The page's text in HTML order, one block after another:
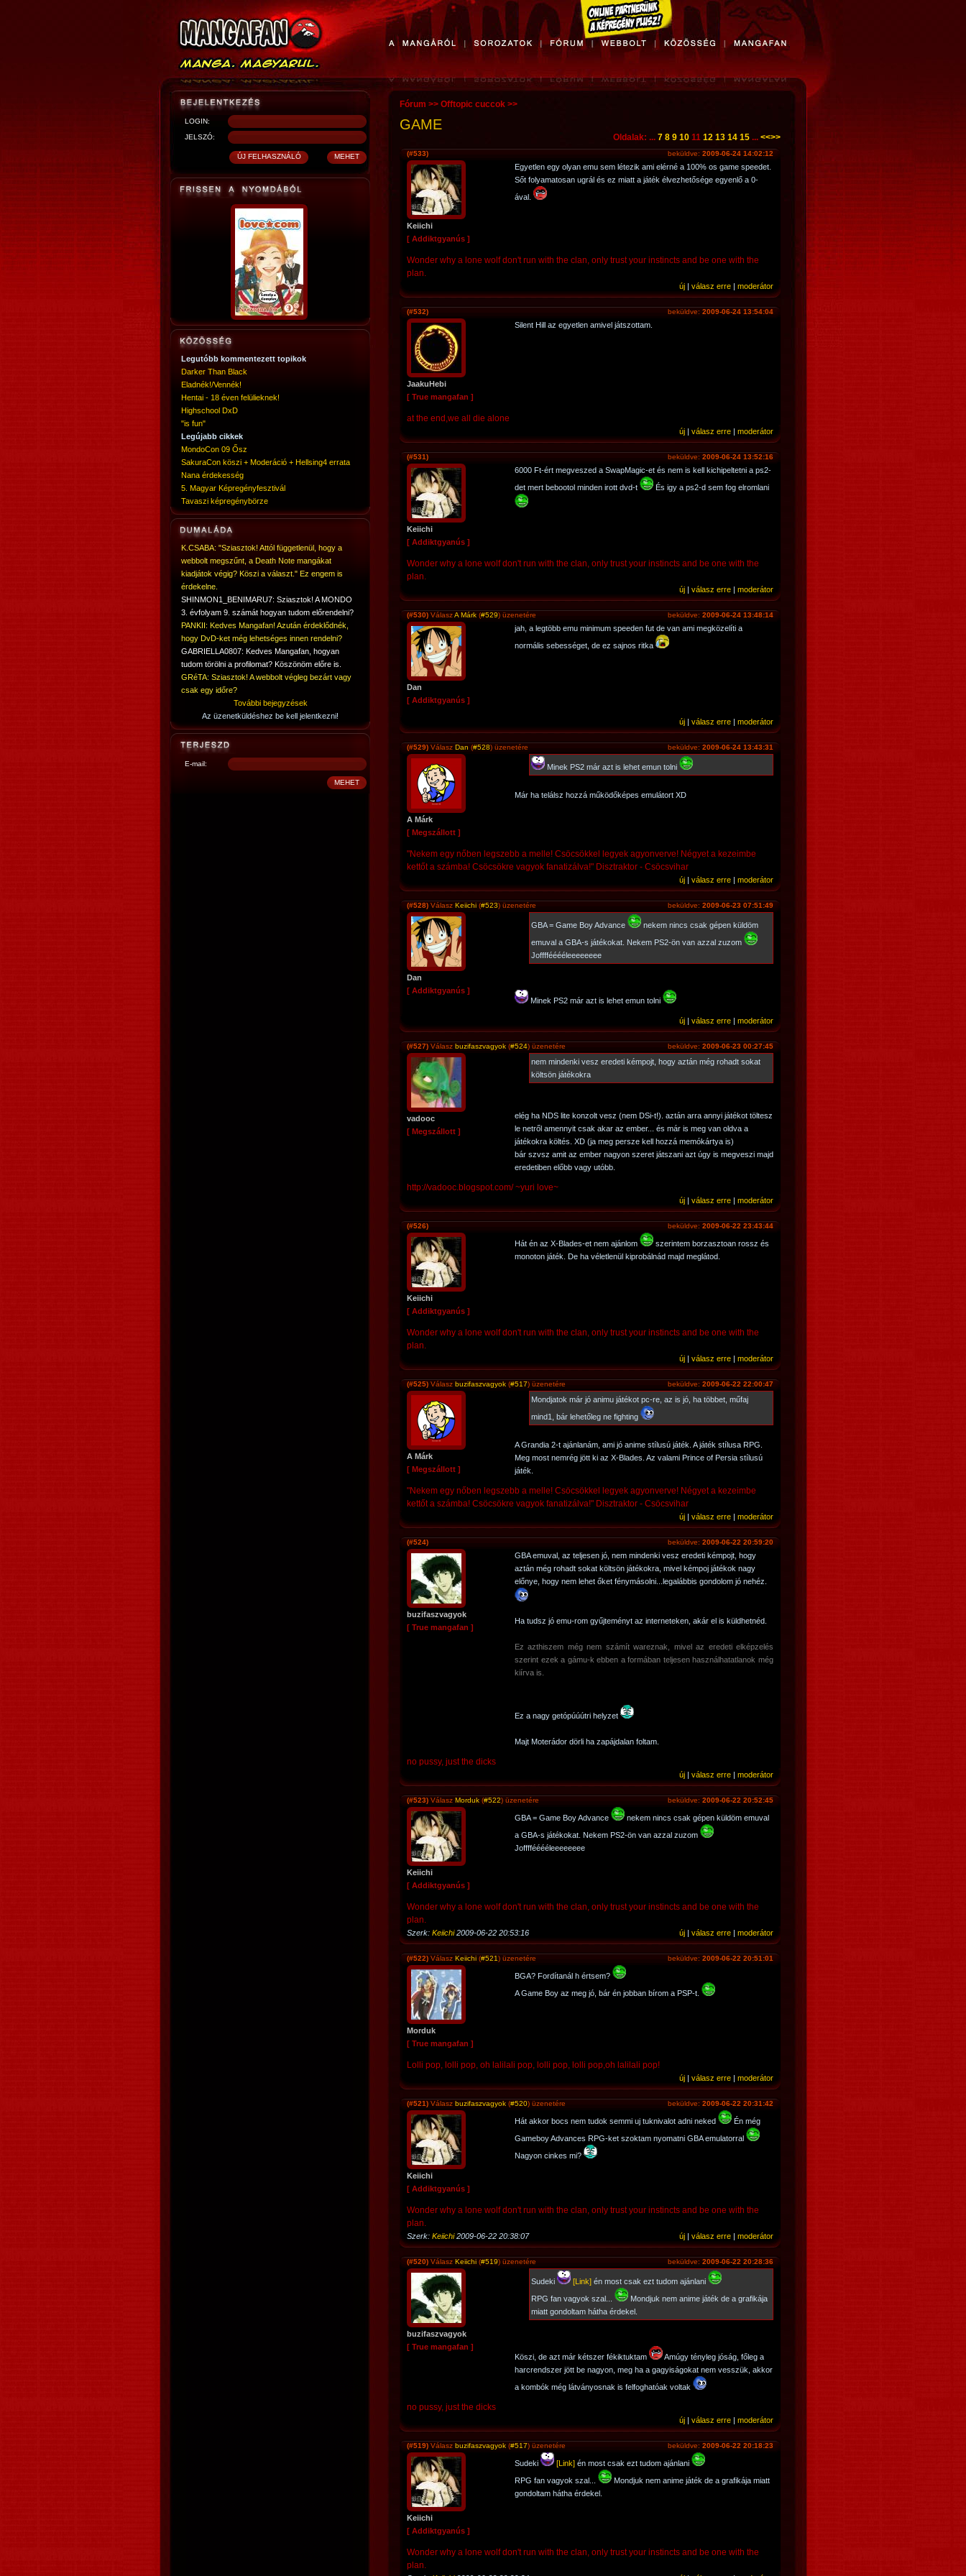
LOGIN:
JELSZÓ:
Legutóbb kommentezett topikok
Darker Than Black
Eladnék!/Vennék!
Hentai - 18 éven felülieknek!
Highschool DxD
"is fun"
Legújabb cikkek
MondoCon 09 Ősz
SakuraCon köszi + Moderáció + Hellsing4 errata
Nana érdekesség
5. Magyar Képregényfesztivál
Tavaszi képregénybörze
K.CSABA: "Sziasztok! Attól függetlenül, hogy a
webbolt megszűnt, a Death Note mangákat
kiadjátok végig? Köszi a választ." Ez engem is
érdekelne.
SHINMON1_BENIMARU7: Sziasztok! A MONDO
3. évfolyam 9. számát hogyan tudom előrendelni?
PANKII: Kedves Mangafan! Azután érdeklődnék,
hogy DvD-ket még lehetséges innen rendelni?
GABRIELLA0807: Kedves Mangafan, hogyan
tudom törölni a profilomat? Köszönöm előre is.
GRéTA: Sziasztok! A webbolt végleg bezárt vagy
csak egy időre?
További bejegyzések
Az üzenetküldéshez be kell jelentkezni!
E-mail:
Fórum >> Offtopic cuccok >>
GAME
Oldalak: ... 7 8 9 10 11 12 13 14 15 ... <<>>
beküldve: 2009-06-24 14:02:12
(#533)
Keiichi
[ Addiktgyanús ]
Egyetlen egy olyan emu sem létezik ami elérné a 100% os game speedet.
Sőt folyamatosan ugrál és ez miatt a játék élvezhetősége egyenlő a 0-
ával.
Wonder why a lone wolf don't run with the clan, only trust your instincts and be one with the
plan.
új | válasz erre | moderátor
beküldve: 2009-06-24 13:54:04
(#532)
JaakuHebi
[ True mangafan ]
Silent Hill az egyetlen amivel játszottam.
at the end,we all die alone
új | válasz erre | moderátor
beküldve: 2009-06-24 13:52:16
(#531)
Keiichi
[ Addiktgyanús ]
6000 Ft-ért megveszed a SwapMagic-et és nem is kell kichipeltetni a ps2-
det mert bebootol minden irott dvd-t
És igy a ps2-d sem fog elromlani
Wonder why a lone wolf don't run with the clan, only trust your instincts and be one with the
plan.
új | válasz erre | moderátor
beküldve: 2009-06-24 13:48:14
(#530) VálaszA Márk (#529) üzenetére
Dan
[ Addiktgyanús ]
jah, a legtöbb emu minimum speeden fut de van ami megközelíti a
normális sebességet, de ez sajnos ritka
új | válasz erre | moderátor
beküldve: 2009-06-24 13:43:31
(#529) Válasz Dan (#528) üzenetére
A Márk
[ Megszállott ]
Minek PS2 már azt is lehet emun tolni
Már ha telálsz hozzá működőképes emulátort XD
"Nekem egy nőben legszebb a melle! Csöcsökkel legyek agyonverve! Négyet a kezeimbe
kettőt a számba! Csöcsökre vagyok fanatizálva!" Disztraktor - Csöcsvihar
új | válasz erre | moderátor
beküldve: 2009-06-23 07:51:49
(#528) Válasz Keiichi (#523) üzenetére
Dan
[ Addiktgyanús ]
GBA = Game Boy Advance
nekem nincs csak gépen küldöm
emuval a GBA-s játékokat. Nekem PS2-ön van azzal zuzom
Joffffééééleeeeeeee
Minek PS2 már azt is lehet emun tolni
új | válasz erre | moderátor
beküldve: 2009-06-23 00:27:45
(#527) Válasz buzifaszvagyok (#524) üzenetére
vadooc
[ Megszállott ]
nem mindenki vesz eredeti kémpojt, hogy aztán még rohadt sokat
költsön játékokra
elég ha NDS lite konzolt vesz (nem DSi-t!). aztán arra annyi játékot töltesz
le netről amennyit csak akar az ember... és már is meg van oldva a
játékokra költés. XD (ja meg persze kell hozzá memókártya is)
bár szvsz amit az ember nagyon szeret játszani azt úgy is megveszi majd
eredetiben előbb vagy utóbb.
http://vadooc.blogspot.com/ ~yuri love~
új | válasz erre | moderátor
beküldve: 2009-06-22 23:43:44
(#526)
Keiichi
[ Addiktgyanús ]
Hát én az X-Blades-et nem ajánlom
szerintem borzasztoan rossz és
monoton játék. De ha véletlenül kiprobálnád majd meglátod.
Wonder why a lone wolf don't run with the clan, only trust your instincts and be one with the
plan.
új | válasz erre | moderátor
beküldve: 2009-06-22 22:00:47
(#525) Válasz buzifaszvagyok (#517) üzenetére
A Márk
[ Megszállott ]
Mondjatok már jó animu játékot pc-re, az is jó, ha többet, műfaj
mind1, bár lehetőleg ne fighting
A Grandia 2-t ajánlanám, ami jó anime stílusú játék. A játék stílusa RPG.
Meg most nemrég jött ki az X-Blades. Az valami Prince of Persia stílusú
játék.
"Nekem egy nőben legszebb a melle! Csöcsökkel legyek agyonverve! Négyet a kezeimbe
kettőt a számba! Csöcsökre vagyok fanatizálva!" Disztraktor - Csöcsvihar
új | válasz erre | moderátor
beküldve: 2009-06-22 20:59:20
(#524)
buzifaszvagyok
[ True mangafan ]
GBA emuval, az teljesen jó, nem mindenki vesz eredeti kémpojt, hogy
aztán még rohadt sokat költsön játékokra, mivel kémpoj játékok nagy
előnye, hogy nem lehet őket fénymásolni...legalábbis gondolom jó nehéz.
Ha tudsz jó emu-rom gyűjteményt az interneteken, akár el is küldhetnéd.
Ez azthiszem még nem számít wareznak, mivel az eredeti elképzelés
szerint ezek a gámu-k ebben a formában teljesen használhatatlanok még
kiírva is.
Ez a nagy getópúúútri helyzet
Majt Moterádor dörli ha zapájdalan foltam.
no pussy, just the dicks
új | válasz erre | moderátor
beküldve: 2009-06-22 20:52:45
(#523) Válasz Morduk (#522) üzenetére
Keiichi
[ Addiktgyanús ]
GBA = Game Boy Advance
nekem nincs csak gépen küldöm emuval
a GBA-s játékokat. Nekem PS2-ön van azzal zuzom
Joffffééééleeeeeeee
Wonder why a lone wolf don't run with the clan, only trust your instincts and be one with the
plan.
új | válasz erre | moderátor
Szerk: Keiichi2009-06-22 20:53:16
beküldve: 2009-06-22 20:51:01
(#522) Válasz Keiichi (#521) üzenetére
Morduk
[ True mangafan ]
BGA? Fordítanál h értsem?
A Game Boy az meg jó, bár én jobban bírom a PSP-t.
Lolli pop, lolli pop, oh lalilali pop, lolli pop, lolli pop,oh lalilali pop!
új | válasz erre | moderátor
beküldve: 2009-06-22 20:31:42
(#521) Válasz buzifaszvagyok (#520) üzenetére
Keiichi
[ Addiktgyanús ]
Hát akkor bocs nem tudok semmi uj tuknivalot adni neked
Én még
Gameboy Advances RPG-ket szoktam nyomatni GBA emulatorral
Nagyon cinkes mi?
Wonder why a lone wolf don't run with the clan, only trust your instincts and be one with the
plan.
új | válasz erre | moderátor
Szerk: Keiichi2009-06-22 20:38:07
beküldve: 2009-06-22 20:28:36
(#520) Válasz Keiichi (#519) üzenetére
buzifaszvagyok
[ True mangafan ]
Sudeki [Link] én most csak ezt tudom ajánlani
RPG fan vagyok szal...
Mondjuk nem anime játék de a grafikája
miatt gondoltam hátha érdekel.
Köszi, de azt már kétszer fékiktuktam
Amúgy tényleg jóság, főleg a
harcrendszer jött be nagyon, meg ha a gagyiságokat nem vesszük, akkor
a kombók még látványosnak is felfoghatóak voltak
no pussy, just the dicks
új | válasz erre | moderátor
beküldve: 2009-06-22 20:18:23
(#519) Válasz buzifaszvagyok (#517) üzenetére
Keiichi
[ Addiktgyanús ]
Sudeki [Link] én most csak ezt tudom ajánlani
RPG fan vagyok szal...
Mondjuk nem anime játék de a grafikája miatt
gondoltam hátha érdekel.
Wonder why a lone wolf don't run with the clan, only trust your instincts and be one with the
plan.